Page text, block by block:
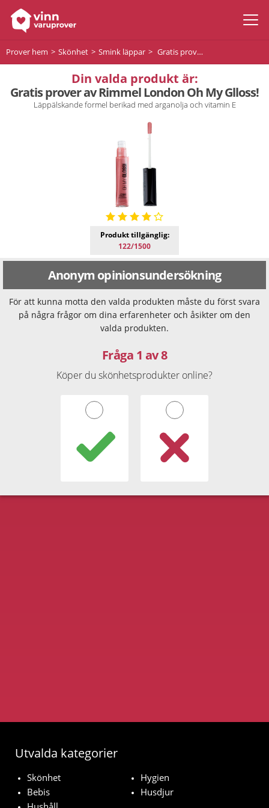
Prover hem Skönhet Smink läppar Gratis prover av Rimmel London Oh My Glloss!
Din valda produkt är:
Gratis prover av Rimmel London Oh My Glloss!
Läppälskande formel berikad med arganolja och vitamin E
Produkt tillgänglig:
122/1500
Anonym opinionsundersökning
För att kunna motta den valda produkten måste du först svara
på några frågor om dina erfarenheter och åsikter om den
valda produkten.
Fråga 1 av 8
Köper du skönhetsprodukter online?
Utvalda kategorier
Skönhet
Hygien
Bebis
Husdjur